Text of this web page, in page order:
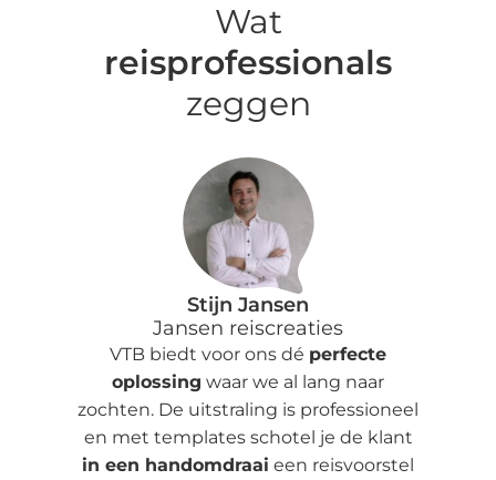
Wat
reisprofessionals
zeggen
Stijn Jansen
Jansen reiscreaties
VTB biedt voor ons dé perfecte
oplossing waar we al lang naar
zochten. De uitstraling is professioneel
en met templates schotel je de klant
in een handomdraai een reisvoorstel